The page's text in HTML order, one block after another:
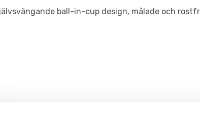
ball-in-cup design, målade och